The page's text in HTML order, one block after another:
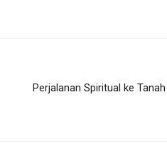
Perjalanan Spiritual ke